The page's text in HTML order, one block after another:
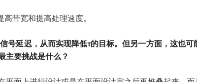
带宽和提高处理速度。
延迟，从而实现降低τ的目标。但另一方面，这也
主要挑战是什么？